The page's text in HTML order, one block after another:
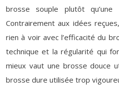
brosse souple plutôt
Contrairement aux idées
rien à voir avec l’efficacité du
technique et la régularité qui
mieux vaut une brosse douce
brosse dure utilisée trop